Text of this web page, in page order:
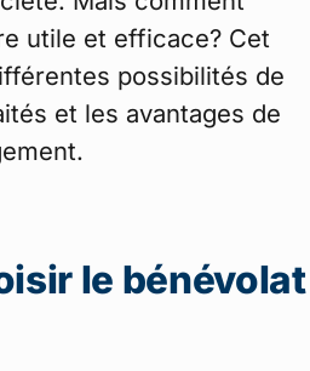
utile et efficace? Cet
possibilités de
et les avantages de
le bénévolat